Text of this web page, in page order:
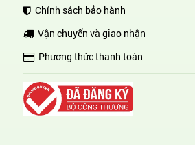
Chính sách bảo hành
Vận chuyển và giao nhận
Phương thức thanh toán